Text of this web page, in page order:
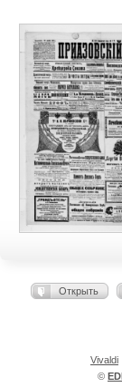
Открыть
©
Vivaldi